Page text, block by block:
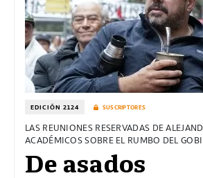
EDICIÓN 2124 SUSCRIPTORES
LAS REUNIONES RESERVADAS DE
ACADÉMICOS SOBRE EL RUMBO DEL
De asados